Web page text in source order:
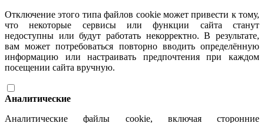
Отключение этого типа файлов cookie может привести к тому,
что некоторые сервисы или функции сайта станут
недоступны или будут работать некорректно. В результате,
вам может потребоваться повторно вводить определённую
информацию или настраивать предпочтения при каждом
посещении сайта вручную.
Аналитические
Аналитические файлы cookie, включая сторонние